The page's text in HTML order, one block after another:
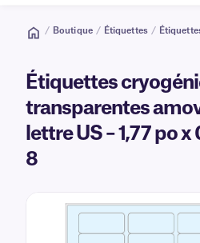
/ Boutique / Étiquettes /
Étiquettes
transparentes
lettre US – 1,77 po
8